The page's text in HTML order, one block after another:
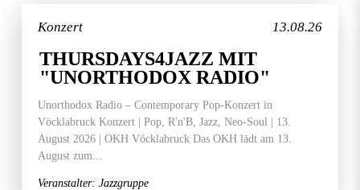
13.08.26
Konzert
THURSDAYS4JAZZ MIT
"UNORTHODOX RADIO"
Unorthodox Radio – Contemporary Pop-Konzert in
Vöcklabruck Konzert | Pop, R'n'B, Jazz, Neo-Soul | 13.
August 2026 | OKH Vöcklabruck Das OKH lädt am 13.
August zum...
Veranstalter: Jazzgruppe